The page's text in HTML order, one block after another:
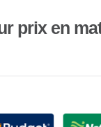
prix en